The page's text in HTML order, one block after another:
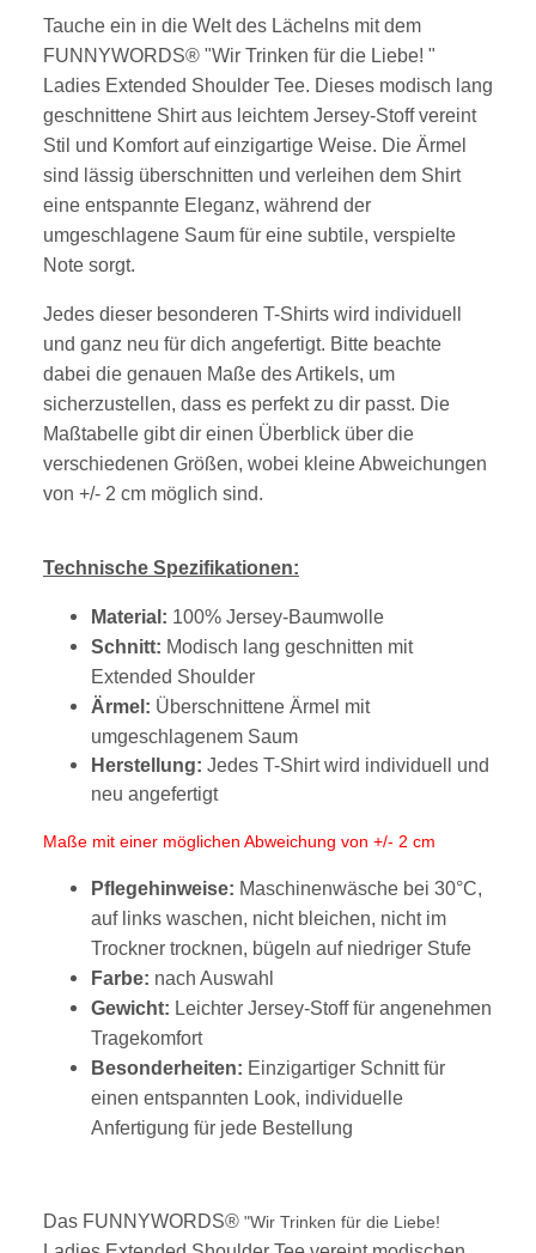
Tauche ein in die Welt des Lächelns mit dem
FUNNYWORDS® "Wir Trinken für die Liebe! "
Ladies Extended Shoulder Tee. Dieses modisch lang
geschnittene Shirt aus leichtem Jersey-Stoff vereint
Stil und Komfort auf einzigartige Weise. Die Ärmel
sind lässig überschnitten und verleihen dem Shirt
eine entspannte Eleganz, während der
umgeschlagene Saum für eine subtile, verspielte
Note sorgt.
Jedes dieser besonderen T-Shirts wird individuell
und ganz neu für dich angefertigt. Bitte beachte
dabei die genauen Maße des Artikels, um
sicherzustellen, dass es perfekt zu dir passt. Die
Maßtabelle gibt dir einen Überblick über die
verschiedenen Größen, wobei kleine Abweichungen
von +/- 2 cm möglich sind.
Technische Spezifikationen:
Material: 100% Jersey-Baumwolle
Schnitt: Modisch lang geschnitten mit
Extended Shoulder
Ärmel: Überschnittene Ärmel mit
umgeschlagenem Saum
Herstellung: Jedes T-Shirt wird individuell und
neu angefertigt
Maße mit einer möglichen Abweichung von +/- 2 cm
Pflegehinweise: Maschinenwäsche bei 30°C,
auf links waschen, nicht bleichen, nicht im
Trockner trocknen, bügeln auf niedriger Stufe
Farbe: nach Auswahl
Gewicht: Leichter Jersey-Stoff für angenehmen
Tragekomfort
Besonderheiten: Einzigartiger Schnitt für
einen entspannten Look, individuelle
Anfertigung für jede Bestellung
Das FUNNYWORDS® "Wir Trinken für die Liebe!